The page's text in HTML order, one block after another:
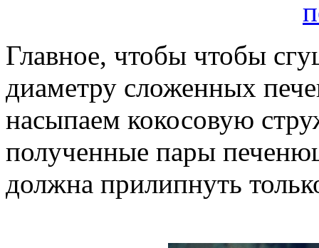
Главное, чтобы чтобы
диаметру сложенных
насыпаем кокосовую
полученные пары
должна прилипнуть